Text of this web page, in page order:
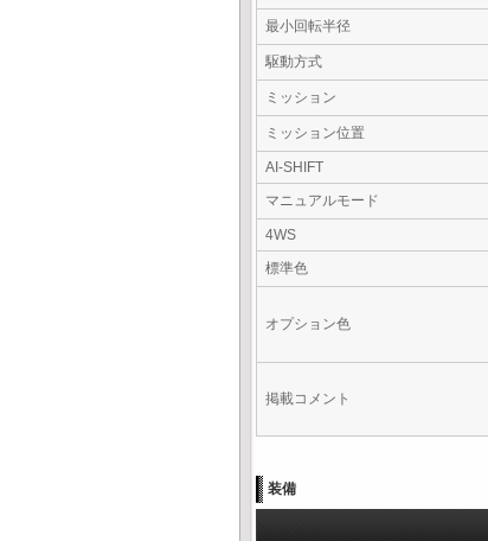
最小回転半径
駆動方式
ミッション
ミッション位置
AI-SHIFT
マニュアルモード
4WS
標準色
オプション色
掲載コメント
装備